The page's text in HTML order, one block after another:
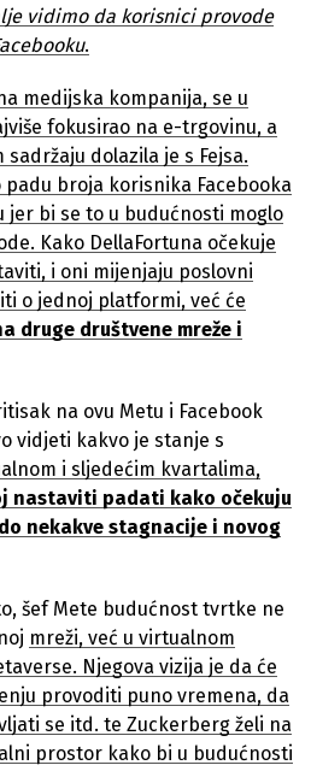
vidimo da korisnici provode
.
medijska kompanija, se u
fokusirao na e-trgovinu, a
sadržaju dolazila je s Fejsa.
padu broja korisnika Facebooka
jer bi se to u budućnosti moglo
Kako DellaFortuna očekuje
i oni mijenjaju poslovni
o jednoj platformi, već će
druge društvene mreže i
na ovu Metu i Facebook
vidjeti kakvo je stanje s
i sljedećim kvartalima,
nastaviti padati kako očekuju
nekakve stagnacije i novog
šef Mete budućnost tvrtke ne
mreži, već u virtualnom
Njegova vizija je da će
provoditi puno vremena, da
se itd. te Zuckerberg želi na
prostor kako bi u budućnosti